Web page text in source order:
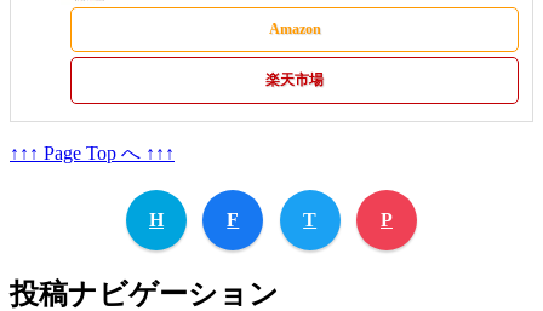
Amazon
楽天市場
↑↑↑ Page Top へ ↑↑↑
H F T P
投稿ナビゲーション